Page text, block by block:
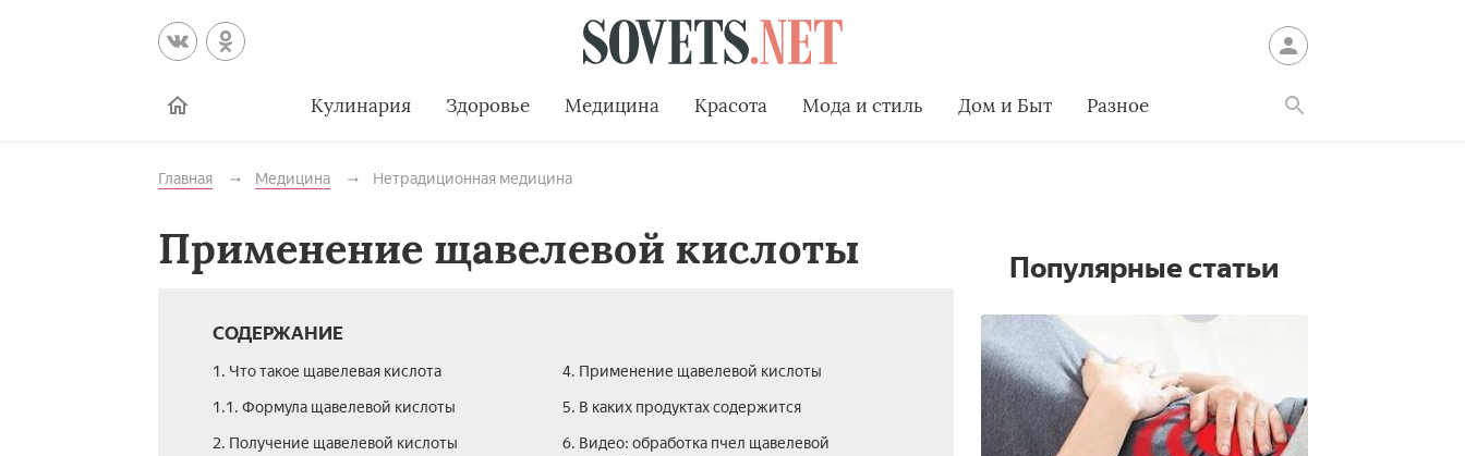
Кулинария Здоровье Медицина Красота Мода и стиль Дом и Быт Разное
Главная Медицина Нетрадиционная медицина
Применение щавелевой кислоты
СОДЕРЖАНИЕ
1. Что такое щавелевая кислота
1.1. Формула щавелевой кислоты
2. Получение щавелевой кислоты
4. Применение щавелевой кислоты
5. В каких продуктах содержится
6. Видео: обработка пчел щавелевой
Популярные статьи